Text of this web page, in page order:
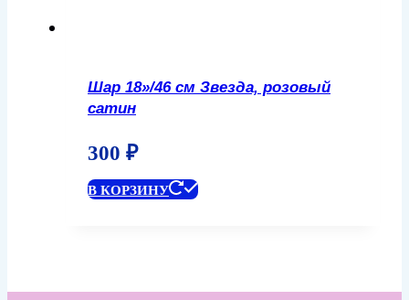
Шар 18»/46 см Звезда, розовый
сатин
300 ₽
В КОРЗИНУ